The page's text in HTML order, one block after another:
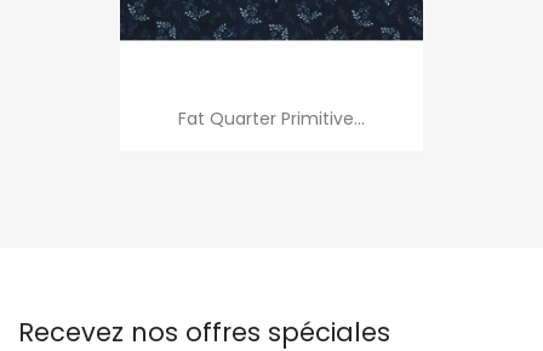
Fat Quarter Primitive...
Recevez nos offres spéciales